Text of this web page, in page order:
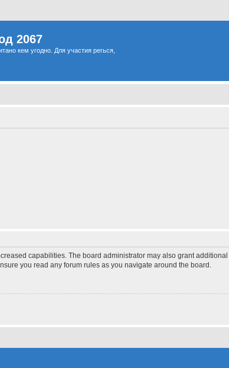
2067
кем угодно. Для участия регься,
capabilities. The board administrator may also grant
you read any forum rules as you navigate around the board.